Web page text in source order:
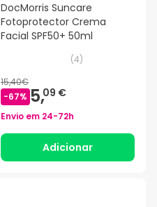
DocMorris Suncare
Fotoprotector Crema
Facial SPF50+ 50ml
(4)
15,40€
-67% 5,09 €
Envio em 24-72h
Adicionar